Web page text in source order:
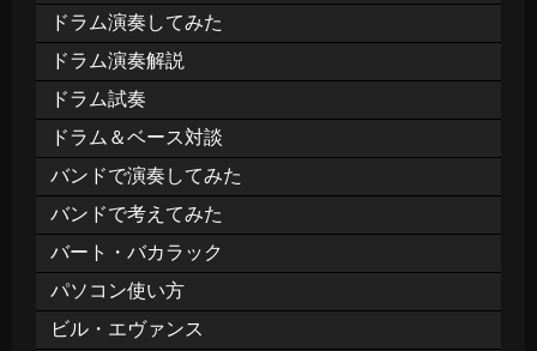
ドラム演奏してみた
ドラム演奏解説
ドラム試奏
ドラム＆ベース対談
バンドで演奏してみた
バンドで考えてみた
バート・バカラック
パソコン使い方
ビル・エヴァンス